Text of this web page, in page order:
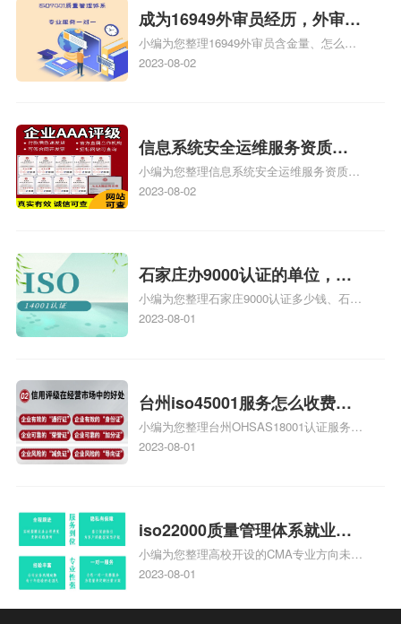
成为16949外审员经历，外审员
16949
小编为您整理16949外审员含金量、怎么才
能成为注册的TS16949:2009的外审员、我
2023-08-02
信息系统安全运维服务资质二
级费用，信息系统安全运维服
务资质二级
小编为您整理信息系统安全运维服务资质认
证证书机构有哪些、安全运维服务资质的费
体系认证知识，详情可查看下方正文！
2023-08-02
石家庄办9000认证的单位，石
家庄9000认证的公司
小编为您整理石家庄9000认证多少钱、石家
庄9000认证价格多少钱、石家庄9000认证
2023-08-01
台州iso45001服务怎么收费，
台州iso45001认证服务怎么收
费
小编为您整理台州OHSAS18001认证服务中
心哪家收费便宜、台州ISO9000认证，哪个
标准是什么相关iso体系认证知识，详情可
查看下方正文！
2023-08-01
iso22000质量管理体系就业方
向，质量管理与认证就业方向
小编为您整理高校开设的CMA专业方向未来
就业前景及就业方向如何、cma就业方向有
和cma未来就业方向、大学生考完cma，就
2023-08-01